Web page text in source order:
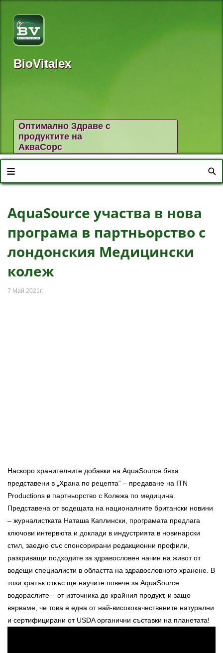
BioVitalex
Оптимално Здраве с
продуктите на
АкваСорс
AquaSource участва в нова
програма в партньорство с
лондонския Медицински
колеж
7 Май 2021г.
Наскоро хранителните добавки на AquaSource бяха
представени в „Храна по рецепта“ – предаване на ITN
Productions в партньорство с Колежa по медицина.
Представена от водещата на националните британски новини
– журналистката Наташа Каплински, програмата предлага
ключови интервюта и доклади в индустрията в новинарски
стил, заедно със спонсорирани редакционни профили,
разкриващи подходите за здравословен начин на живот от
водещи специалисти в областта на здравословното хранене. В
този кратък откъс ще научите повече за AquaSource
водораслите – от източника до крайния продукт, и защо
вярваме, че това е една от най-висококачествените натурални
и сертифицирани от USDA органични съставки на планетата!